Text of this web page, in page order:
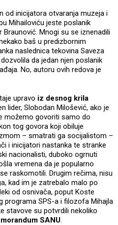
od inicijatora otvaranja muzeja i
Mihailoviću jeste poslanik
Mnogi su se iznenadili
baš u predizbornim
naslednica tekovina Saveza
da jedan njen poslanik
No, autoru ovih redova je
upravo iz desnog krila
lider, Slobodan Milošević, ako je
možemo govoriti samo do
tog govora koji obiluje
– smatrati ga socijalistom –
i inicijatori nastanka te stranke
nacionalisti, duboko ogrnuti
vremena da je popularno
raskomotili. Drugim rečima, nisu
kad im je zatrebalo malo po
od osnivača, poput Koste
programa SPS-a i filozofa Mihajla
stavove su potvrdili nekoliko
SANU.